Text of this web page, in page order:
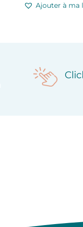
Ajouter à ma